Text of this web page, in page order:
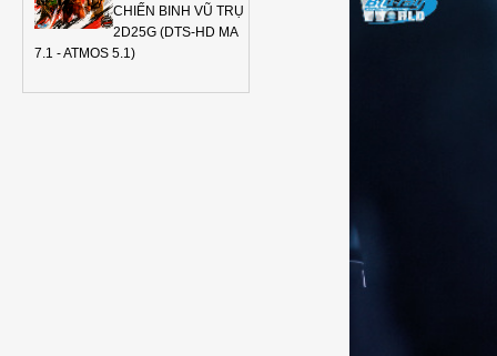
CHIẾN BINH VŨ TRỤ
2D25G (DTS-HD MA
7.1 - ATMOS 5.1)